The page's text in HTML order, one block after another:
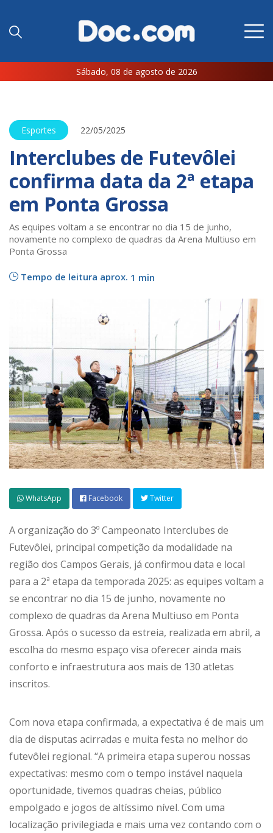
Sábado, 08 de agosto de 2026
Esportes 22/05/2025
Interclubes de Futevôlei
confirma data da 2ª etapa
em Ponta Grossa
As equipes voltam a se encontrar no dia 15 de junho,
novamente no complexo de quadras da Arena Multiuso em
Ponta Grossa
Tempo de leitura aprox. 1 min
WhatsApp Facebook Twitter
A organização do 3º Campeonato Interclubes de
Futevôlei, principal competição da modalidade na
região dos Campos Gerais, já confirmou data e local
para a 2ª etapa da temporada 2025: as equipes voltam a
se encontrar no dia 15 de junho, novamente no
complexo de quadras da Arena Multiuso em Ponta
Grossa. Após o sucesso da estreia, realizada em abril, a
escolha do mesmo espaço visa oferecer ainda mais
conforto e infraestrutura aos mais de 130 atletas
inscritos.
Com nova etapa confirmada, a expectativa é de mais um
dia de disputas acirradas e muita festa no melhor do
futevôlei regional. “A primeira etapa superou nossas
expectativas: mesmo com o tempo instável naquela
oportunidade, tivemos quadras cheias, público
empolgado e jogos de altíssimo nível. Com uma
localização privilegiada e mais uma vez contando com o